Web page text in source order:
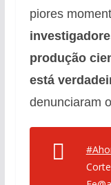
piores
produção
está
denunciaram